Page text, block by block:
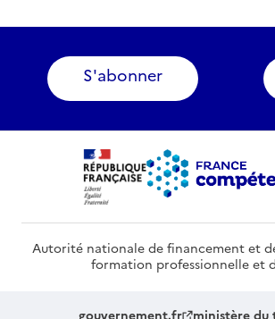
S'abonner
Autorité nationale de financement et
formation professionnelle et